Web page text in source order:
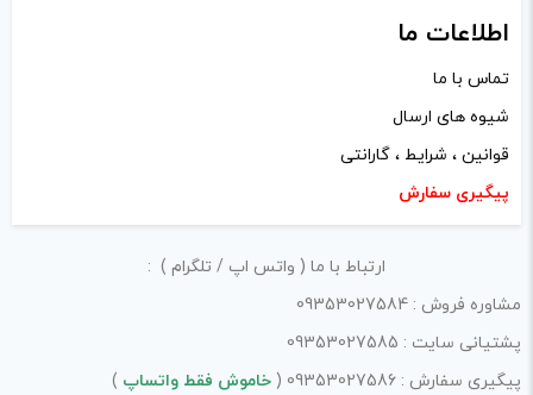
نام
ذخیره نام، ایمیل و وبسایت من در مرورگر برای زمانی که دوباره
اطلاعات ما
تماس با ما
شیوه های ارسال
قوانین ، شرایط ، گارانتی
پیگیری سفارش
ارتباط با ما ( واتس اپ / تلگرام ) :
مشاوره فروش : 09353027584
پشتیانی سایت : 09353027585
پیگیری سفارش : 09353027586 (
خاموش فقط واتساپ )